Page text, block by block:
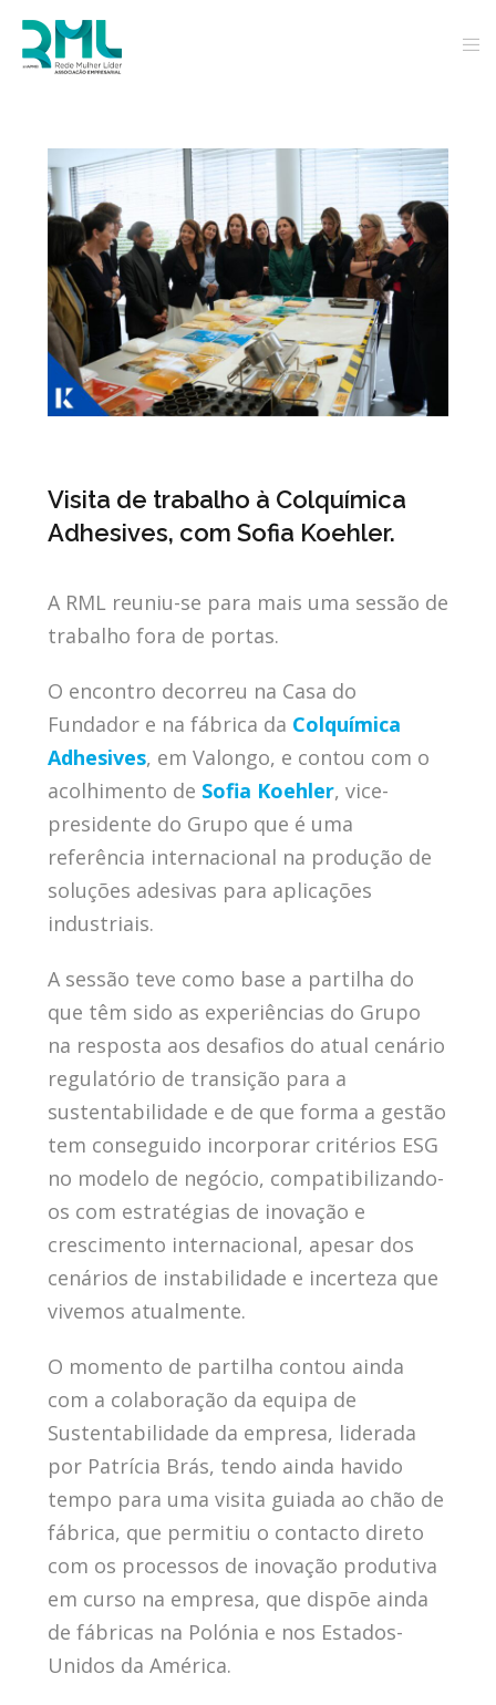
Visita de trabalho à Colquímica
Adhesives, com Sofia Koehler.
A RML reuniu-se para mais uma sessão de
trabalho fora de portas.
O encontro decorreu na Casa do
Fundador e na fábrica da Colquímica
Adhesives, em Valongo, e contou com o
acolhimento de Sofia Koehler, vice-
presidente do Grupo que é uma
referência internacional na produção de
soluções adesivas para aplicações
industriais.
A sessão teve como base a partilha do
que têm sido as experiências do Grupo
na resposta aos desafios do atual cenário
regulatório de transição para a
sustentabilidade e de que forma a gestão
tem conseguido incorporar critérios ESG
no modelo de negócio, compatibilizando-
os com estratégias de inovação e
crescimento internacional, apesar dos
cenários de instabilidade e incerteza que
vivemos atualmente.
O momento de partilha contou ainda
com a colaboração da equipa de
Sustentabilidade da empresa, liderada
por Patrícia Brás, tendo ainda havido
tempo para uma visita guiada ao chão de
fábrica, que permitiu o contacto direto
com os processos de inovação produtiva
em curso na empresa, que dispõe ainda
de fábricas na Polónia e nos Estados-
Unidos da América.